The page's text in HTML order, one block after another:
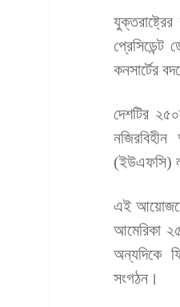
প্রেসিডেন্ট
কনসার্টের
দেশটির
(ইউএফসি)
এই
আমেরিকা
অন্যদিকে
সংগঠন।